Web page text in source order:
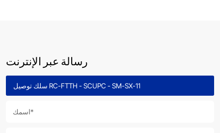
رسالة عبر الإنترنت